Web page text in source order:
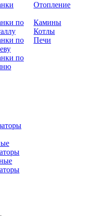
по
по
по
Отопление
Камины
Котлы
Печи